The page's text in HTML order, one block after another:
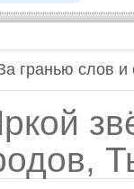
гранью слов и